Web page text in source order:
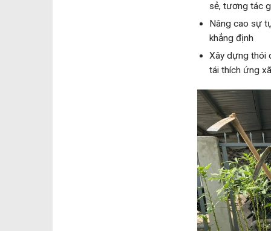
sẻ, tương tác
Nâng cao sự
khẳng định
Xây dựng thói
tái thích ứng